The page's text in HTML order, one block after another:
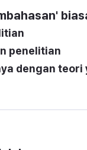
penelitian
dengan teori